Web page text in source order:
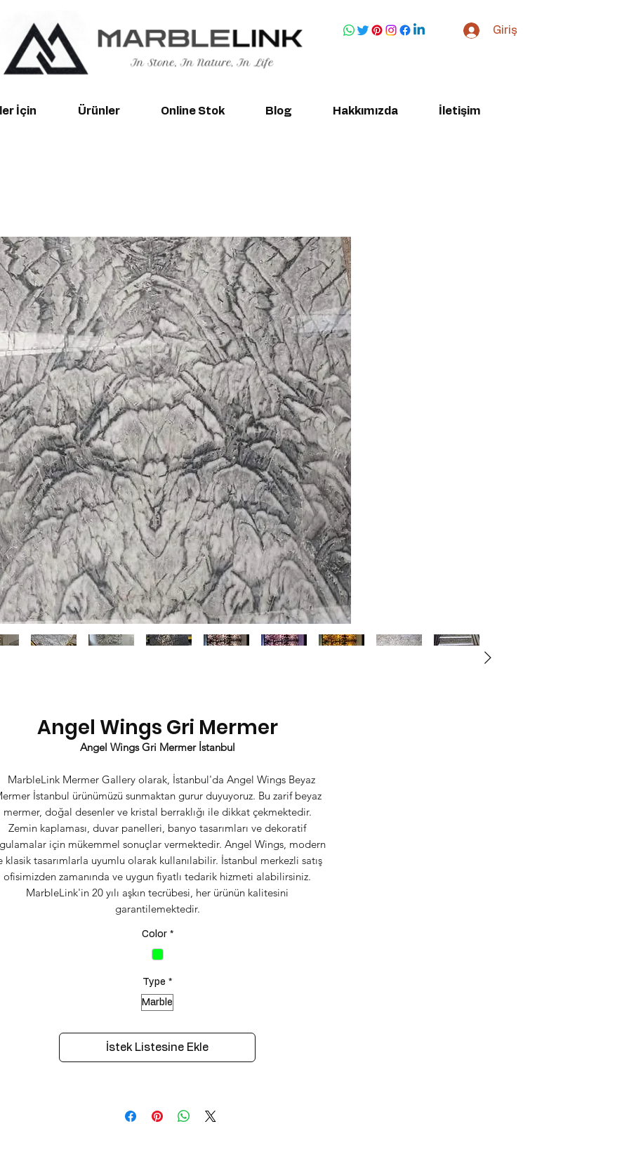
Giriş
İçin Ürünler Online Stok Blog Hakkımızda İletişim
Angel Wings Gri Mermer
Angel Wings Gri Mermer İstanbul
MarbleLink Mermer Gallery olarak, İstanbul'da Angel Wings Beyaz
İstanbul ürünümüzü sunmaktan gurur duyuyoruz. Bu zarif beyaz
mermer, doğal desenler ve kristal berraklığı ile dikkat çekmektedir.
Zemin kaplaması, duvar panelleri, banyo tasarımları ve dekoratif
için mükemmel sonuçlar vermektedir. Angel Wings, modern
klasik tasarımlarla uyumlu olarak kullanılabilir. İstanbul merkezli satış
ofisimizden zamanında ve uygun fiyatlı tedarik hizmeti alabilirsiniz.
MarbleLink'in 20 yılı aşkın tecrübesi, her ürünün kalitesini
garantilemektedir.
Color *
Type *
Marble
İstek Listesine Ekle